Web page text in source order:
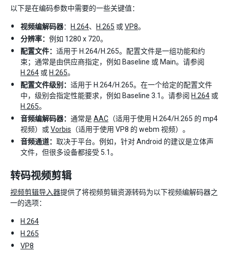
以下是在编码参数中需要的一些关键值：
视频编解码器： H.264、 H.265 或VP8。
分辨率： 例如 1280 x 720。
配置文件： 适用于 H.264/H.265。配置文件是一组功能和约
束；通常是由供应商指定，例如 Baseline 或 Main。请参阅
H.264 或 H.265。
配置文件级别： 适用于 H.264/H.265。在一个给定的配置文件
中，级别会指定性能要求，例如 Baseline 3.1。请参阅 H.264 或
H.265。
音频编解码器： 通常是AAC （适用于使用 H.264/H.265 的 mp4
视频）或Vorbis （适用于使用 VP8 的 webm 视频）。
音频通道： 取决于平台。例如，针对 Android 的建议是立体声
文件，但很多设备都接受 5.1。
转码视频剪辑
视频剪辑导入器提供了将视频剪辑资源转码为以下视频编解码器之
一的选项：
H.264
H.265
VP8